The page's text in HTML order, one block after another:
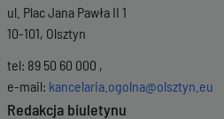
Wersja z dnia30-09-2025 13:55:04
Wersja z dnia
Wersja z dnia
Wersja z dnia29-09-2025 12:58:06
Wersja z dnia29-09-2025 12:46:36
29-09-2025 09:06:35
ul. Plac Jana Pawła II 1
10-101, Olsztyn
tel: 89 50 60 000 ,
e-mail: kancelaria.ogolna@olsztyn.eu
Redakcja biuletynu